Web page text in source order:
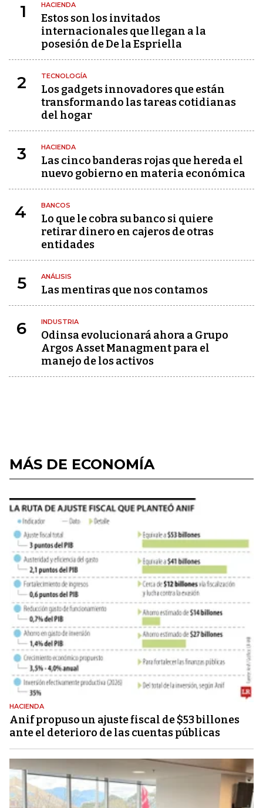
1 HACIENDA
Estos son los invitados
internacionales que llegan a la
posesión de De la Espriella
2 TECNOLOGÍA
Los gadgets innovadores que están
transformando las tareas cotidianas
del hogar
3 HACIENDA
Las cinco banderas rojas que hereda el
nuevo gobierno en materia económica
4 BANCOS
Lo que le cobra su banco si quiere
retirar dinero en cajeros de otras
entidades
5 ANÁLISIS
Las mentiras que nos contamos
6 INDUSTRIA
Odinsa evolucionará ahora a Grupo
Argos Asset Managment para el
manejo de los activos
MÁS DE ECONOMÍA
HACIENDA
Anif propuso un ajuste fiscal de $53 billones
ante el deterioro de las cuentas públicas